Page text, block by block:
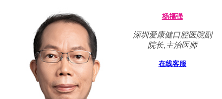
杨福强
深圳爱康健口腔医院副
院长,主治医师
在线客服